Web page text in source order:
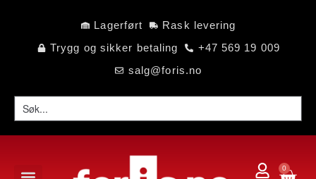
Lagerført
Rask levering
Trygg og sikker betaling
+47 569 19 009
salg@foris.no
0